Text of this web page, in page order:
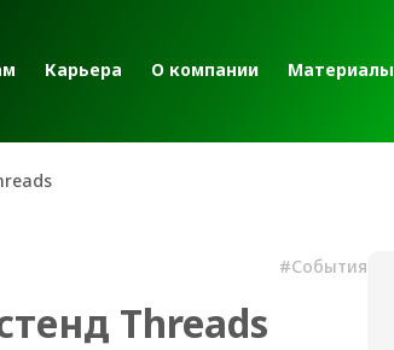
Карьера О компании Материалы
#События
Threads